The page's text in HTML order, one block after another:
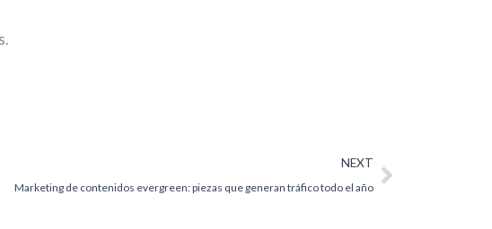
NEXT
Marketing de contenidos evergreen: piezas que generan tráfico todo el año
Siguiente